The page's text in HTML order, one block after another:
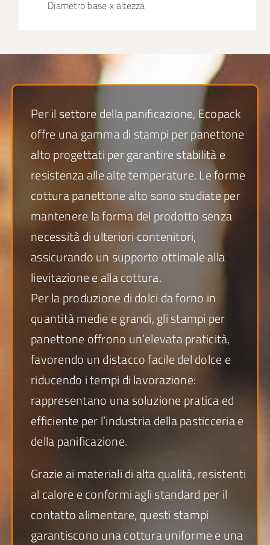
Diametro base x altezza
Per il settore della panificazione, Ecopack
offre una gamma di stampi per panettone
alto progettati per garantire stabilità e
resistenza alle alte temperature. Le forme
cottura panettone alto sono studiate per
mantenere la forma del prodotto senza
necessità di ulteriori contenitori,
assicurando un supporto ottimale alla
lievitazione e alla cottura.
Per la produzione di dolci da forno in
quantità medie e grandi, gli stampi per
panettone offrono un’elevata praticità,
favorendo un distacco facile del dolce e
riducendo i tempi di lavorazione:
rappresentano una soluzione pratica ed
efficiente per l’industria della pasticceria e
della panificazione.
Grazie ai materiali di alta qualità, resistenti
al calore e conformi agli standard per il
contatto alimentare, questi stampi
garantiscono una cottura uniforme e una